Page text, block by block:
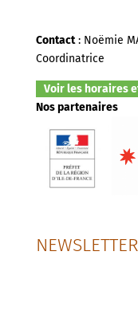
Contact: Noëmie
Coordinatrice
Voir les horaires
Nos partenaires
NEWSLETTER